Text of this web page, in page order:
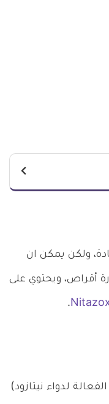
ولكن يمكن ان
أقراص، ويحتوي على
.
لدواء نيتازود)